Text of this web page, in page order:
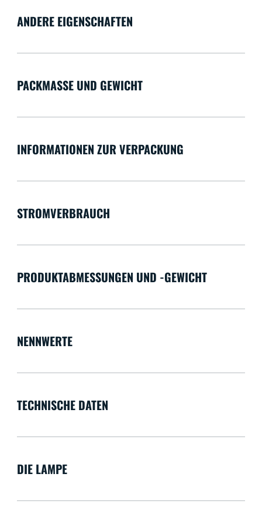
ANDERE EIGENSCHAFTEN
PACKMASSE UND GEWICHT
INFORMATIONEN ZUR VERPACKUNG
STROMVERBRAUCH
PRODUKTABMESSUNGEN UND -GEWICHT
NENNWERTE
TECHNISCHE DATEN
DIE LAMPE